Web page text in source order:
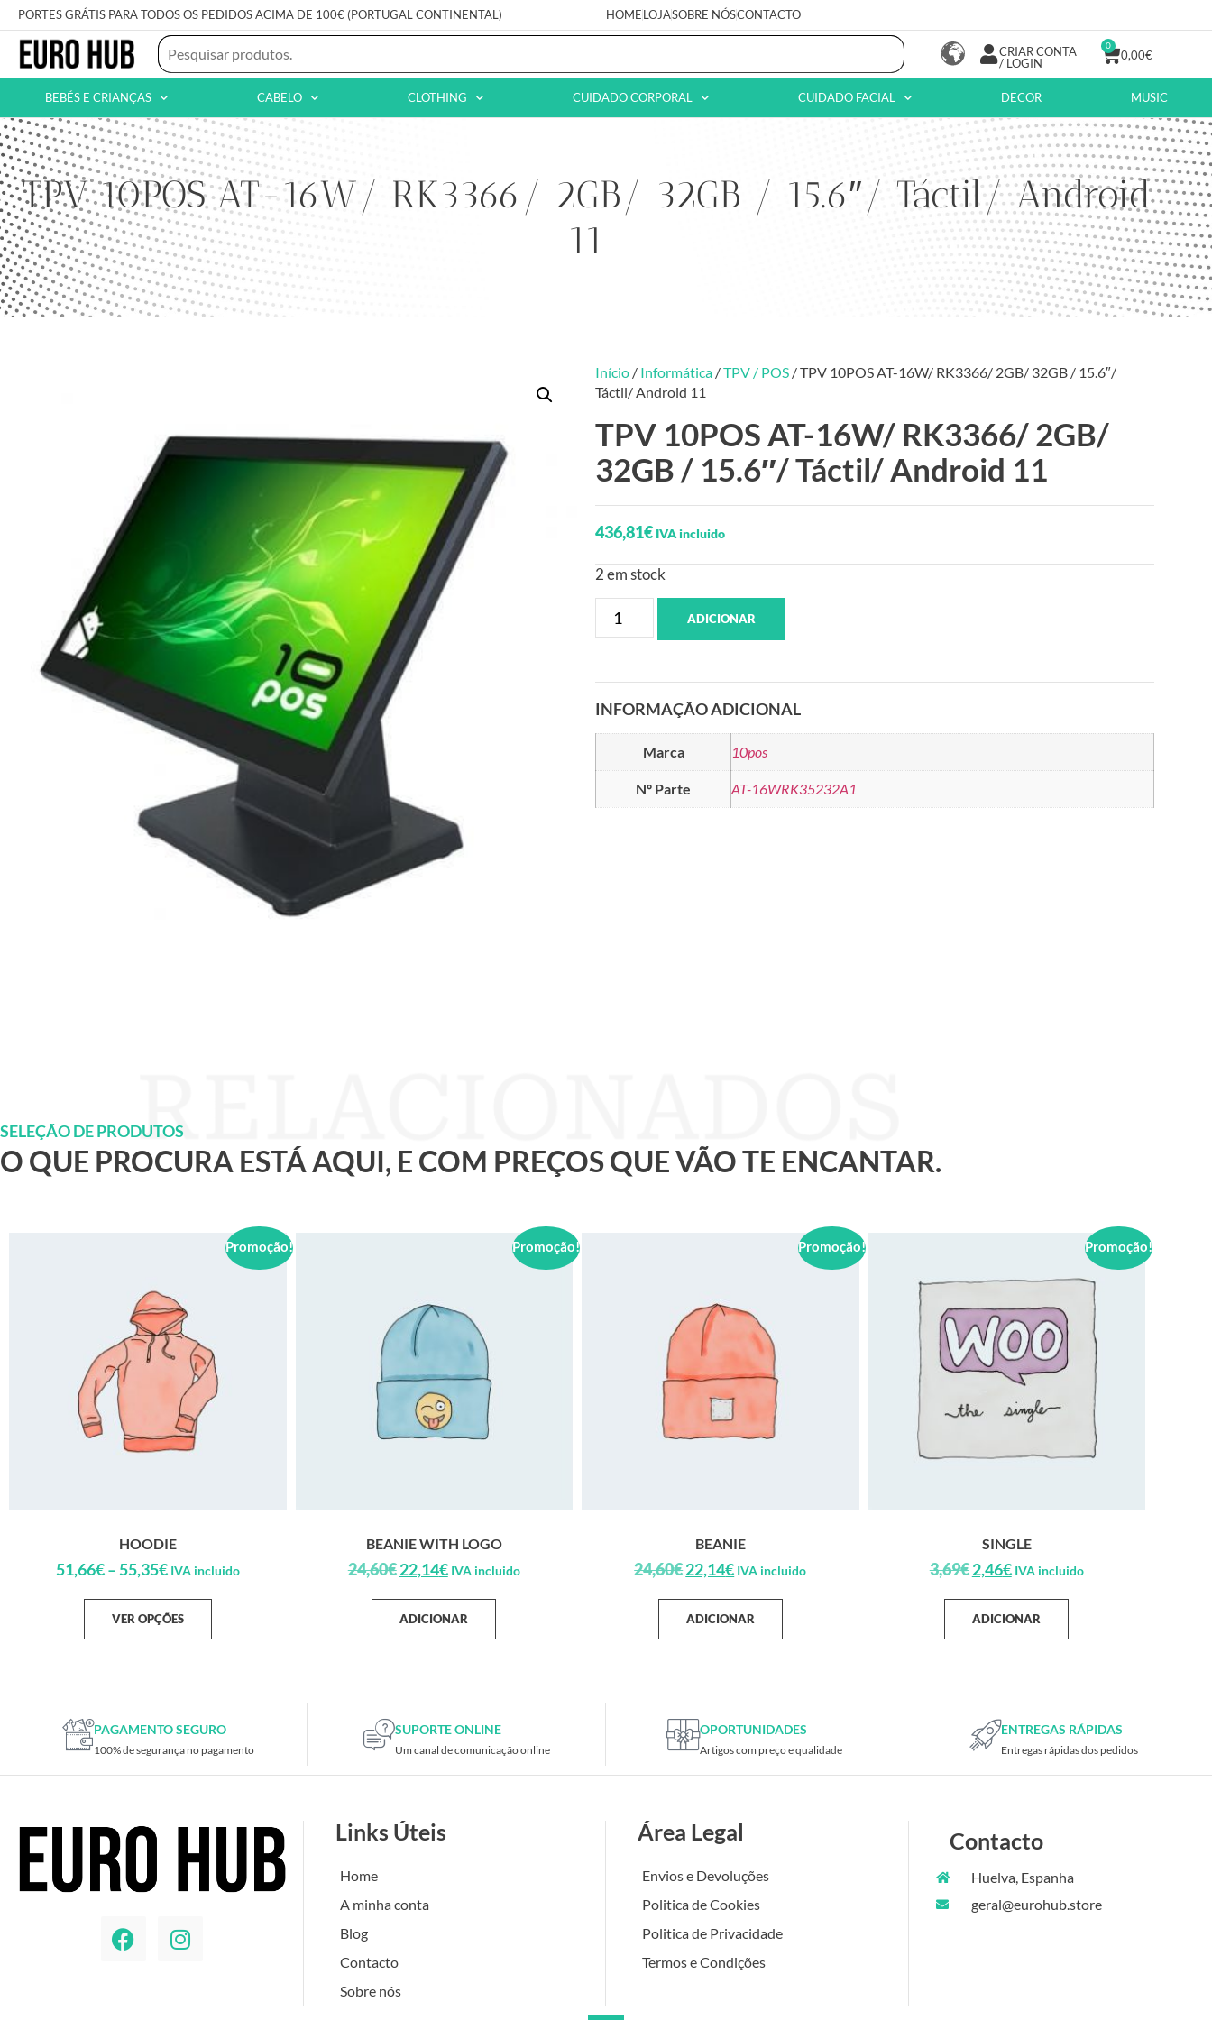
PORTES GRÁTIS PARA TODOS OS PEDIDOS ACIMA DE 100€ (PORTUGAL CONTINENTAL) HOMELOJASOBRE NÓSCONTACTO
CRIAR CONTA
/ LOGIN
0,00€
0
BEBÉS E CRIANÇAS CABELO CLOTHING CUIDADO CORPORAL CUIDADO FACIAL DECOR MUSIC
TPV 10POS AT-16W/ RK3366/ 2GB/ 32GB / 15.6″/ Táctil/ Android
11
Início / Informática /TPV / POS / TPV 10POS AT-16W/ RK3366/ 2GB/ 32GB / 15.6″/
Táctil/ Android 11
TPV 10POS AT-16W/ RK3366/ 2GB/
32GB / 15.6″/ Táctil/ Android 11
436,81€ IVA incluido
2 em stock
ADICIONAR
INFORMAÇÃO ADICIONAL
Marca 10pos
Nº Parte AT-16WRK35232A1
SELEÇÃO DE PRODUTOS
O QUE PROCURA ESTÁ AQUI, E COM PREÇOS QUE VÃO TE ENCANTAR.
Promoção!
HOODIE
51,66€– 55,35€ IVA incluido
VER OPÇÕES
Promoção!
BEANIE WITH LOGO
24,60€22,14€ IVA incluido
ADICIONAR
Promoção!
BEANIE
24,60€22,14€ IVA incluido
ADICIONAR
Promoção!
SINGLE
3,69€2,46€ IVA incluido
ADICIONAR
PAGAMENTO SEGURO
100% de segurança no pagamento
SUPORTE ONLINE
Um canal de comunicação online
OPORTUNIDADES
Artigos com preço e qualidade
ENTREGAS RÁPIDAS
Entregas rápidas dos pedidos
Links Úteis
Home
A minha conta
Blog
Contacto
Sobre nós
Área Legal
Envios e Devoluções
Politica de Cookies
Politica de Privacidade
Termos e Condições
Contacto
Huelva, Espanha
geral@eurohub.store